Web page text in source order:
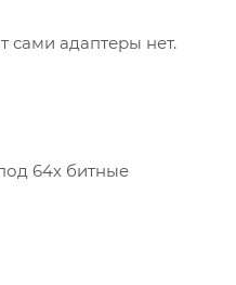
сами адаптеры нет.
64х битные